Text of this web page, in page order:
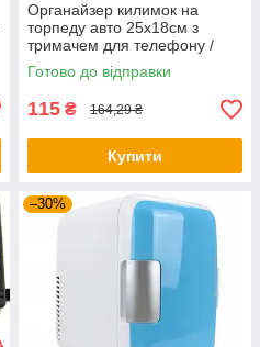
Органайзер килимок на
торпеду авто 25х18см з
тримачем для телефону /
Антиковзкий килимок на
панель приладів
Готово до відправки
115 ₴ 164,29 ₴
Купити
–30%